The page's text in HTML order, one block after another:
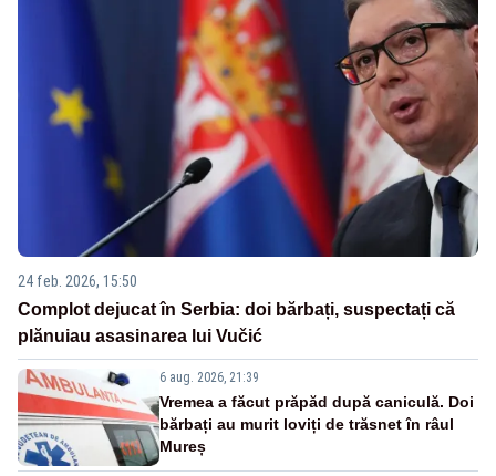
24 feb. 2026, 15:50
Complot dejucat în Serbia: doi bărbați, suspectați că
plănuiau asasinarea lui Vučić
6 aug. 2026, 21:39
Vremea a făcut prăpăd după caniculă. Doi
bărbați au murit loviți de trăsnet în râul
Mureș